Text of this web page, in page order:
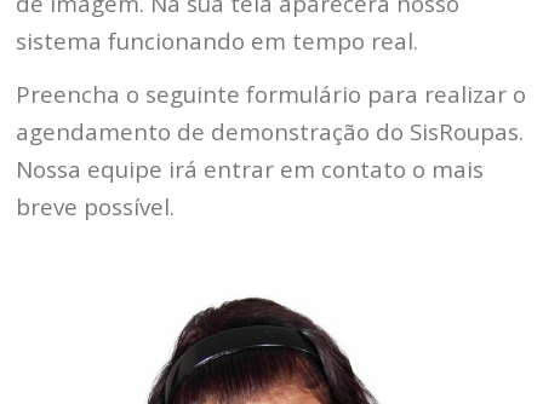
sistema funcionando em tempo real.
Preencha o seguinte formulário para realizar o
agendamento de demonstração do SisRoupas.
Nossa equipe irá entrar em contato o mais
breve possível.